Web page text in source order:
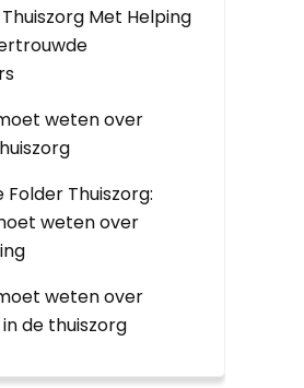
Met Helping
weten over
Thuiszorg:
weten over
weten over
de thuiszorg